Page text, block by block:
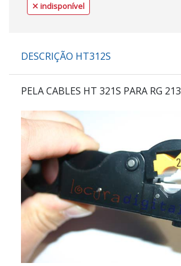
indisponível
DESCRIÇÃO HT312S
PELA CABLES HT 321S PARA RG 213